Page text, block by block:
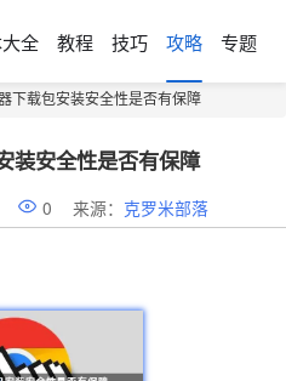
全 教程 技巧 攻略 专题
下载包安装安全性是否有保障
装安全性是否有保障
0 来源： 克罗米部落